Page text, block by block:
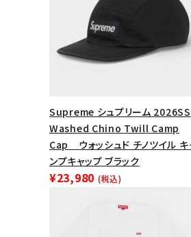
Supreme シュプリーム 2026SS
Washed Chino Twill Camp
Cap ウォッシュド チノツイル キ
ンプキャップ ブラック
¥23,980 (税込)